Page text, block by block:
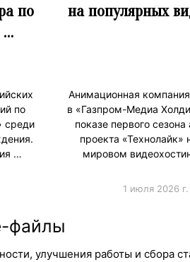
по
…
по
среди
…
на популярных
Анимационная
в «Газпром-Медиа
показе первого
проекта «Технолайк»
мировом
1 июля 2026
файлы
улучшения работы и сбора